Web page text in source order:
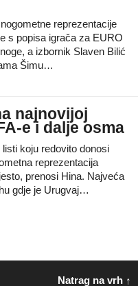
reprezentacije
s popisa igrača za EURO
a izbornik Slaven Bilić
Šimu…
najnovijoj
e i dalje osma
koju redovito donosi
reprezentacija
prenosi Hina. Najveća
gdje je Urugvaj…
Natrag na vrh ↑